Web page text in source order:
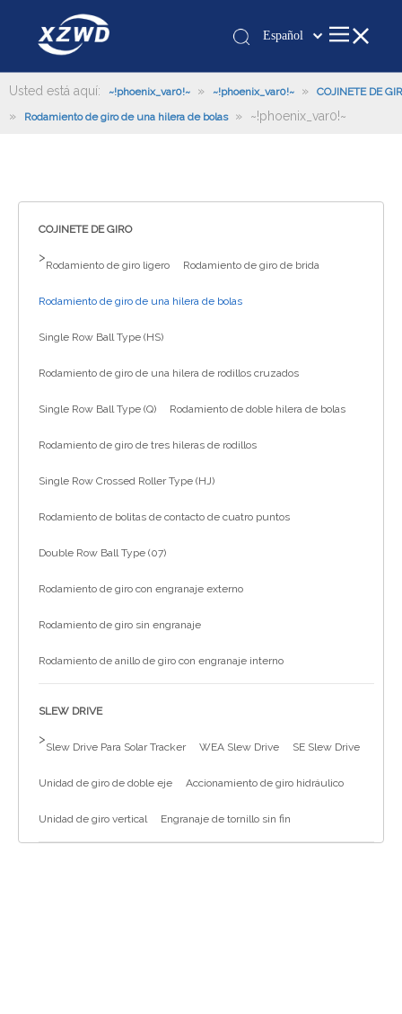
Español
românesc
Türk dili
Português
English
Español
Usted está aquí: ~!phoenix_var0!~ » ~!phoenix_var0!~ » COJINETE DE
» Rodamiento de giro de una hilera de bolas » ~!phoenix_var0!~
COJINETE DE GIRO
>
Rodamiento de giro ligero Rodamiento de giro de brida
Rodamiento de giro de una hilera de bolas
Single Row Ball Type (HS)
Rodamiento de giro de una hilera de rodillos cruzados
Single Row Ball Type (Q) Rodamiento de doble hilera de bolas
Rodamiento de giro de tres hileras de rodillos
Single Row Crossed Roller Type (HJ)
Rodamiento de bolitas de contacto de cuatro puntos
Double Row Ball Type (07)
Rodamiento de giro con engranaje externo
Rodamiento de giro sin engranaje
Rodamiento de anillo de giro con engranaje interno
SLEW DRIVE
>
Slew Drive Para Solar Tracker WEA Slew Drive SE Slew Drive
Unidad de giro de doble eje Accionamiento de giro hidráulico
Unidad de giro vertical Engranaje de tornillo sin fin